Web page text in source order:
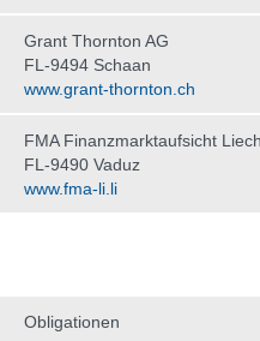
Grant Thornton AG
FL-9494 Schaan
www.grant-thornton.ch
FMA Finanzmarktaufsicht
FL-9490 Vaduz
www.fma-li.li
Obligationen